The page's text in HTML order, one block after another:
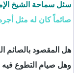
سئل سماحة الشيخ
صائماً كان له مثل
هل المقصود بالصائم
وهل صيام التطوع فيه